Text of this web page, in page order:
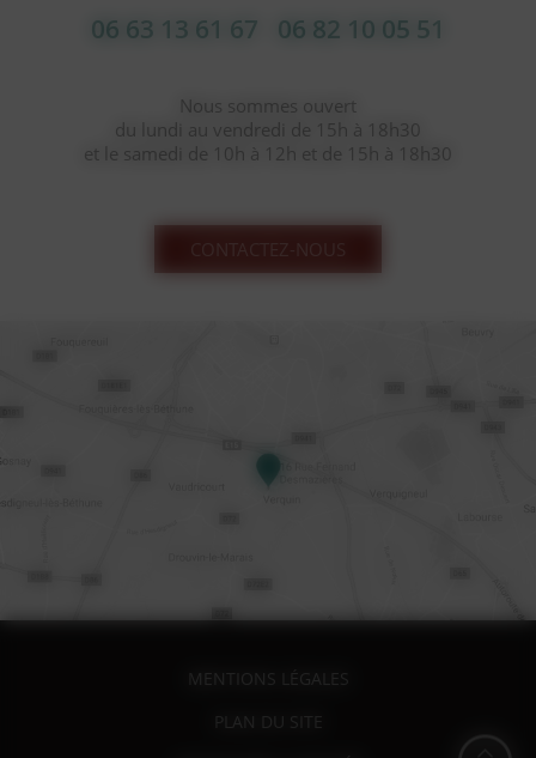
06 63 13 61 67 06 82 10 05 51
Nous sommes ouvert
du lundi au vendredi de 15h à 18h30
et le samedi de 10h à 12h et de 15h à 18h30
MENTIONS LÉGALES
PLAN DU SITE